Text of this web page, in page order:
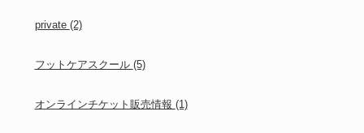
private (2)
フットケアスクール (5)
オンラインチケット販売情報 (1)